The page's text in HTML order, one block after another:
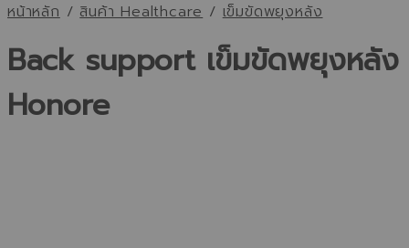
หน้าหลัก / สินค้า Healthcare / เข็มขัดพยุงหลัง
Back support เข็มขัดพยุงหลัง
Honore